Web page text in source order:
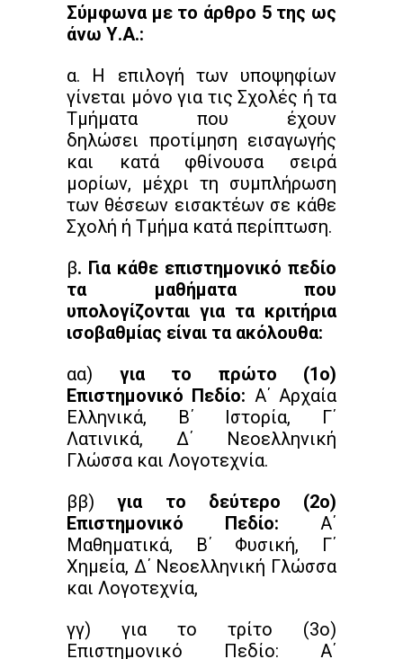
Σύμφωνα με το άρθρο 5 της ως
άνω Υ.Α.:
α. Η επιλογή των υποψηφίων
γίνεται μόνο για τις Σχολές ή τα
Τμήματα που έχουν
δηλώσει προτίμηση εισαγωγής
και κατά φθίνουσα σειρά
μορίων, μέχρι τη συμπλήρωση
των θέσεων εισακτέων σε κάθε
Σχολή ή Τμήμα κατά περίπτωση.
β. Για κάθε επιστημονικό πεδίο
τα μαθήματα που
υπολογίζονται για τα κριτήρια
ισοβαθμίας είναι τα ακόλουθα:
αα) για το πρώτο (1ο)
Επιστημονικό Πεδίο: Α΄ Αρχαία
Ελληνικά, Β΄ Ιστορία, Γ΄
Λατινικά, Δ΄ Νεοελληνική
Γλώσσα και Λογοτεχνία.
ββ)για το δεύτερο (2ο)
Επιστημονικό Πεδίο: Α΄
Μαθηματικά, Β΄ Φυσική, Γ΄
Χημεία, Δ΄ Νεοελληνική Γλώσσα
και Λογοτεχνία,
γγ) για το τρίτο (3ο)
Επιστημονικό Πεδίο: Α΄